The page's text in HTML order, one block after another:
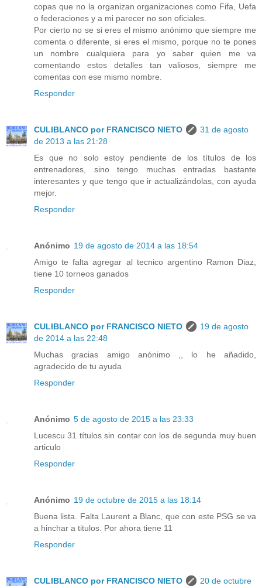
copas que no la organizan organizaciones como Fifa, Uefa
o federaciones y a mi parecer no son oficiales.
Por cierto no se si eres el mismo anónimo que siempre me
comenta o diferente, si eres el mismo, porque no te pones
un nombre cualquiera para yo saber quien me va
comentando estos detalles tan valiosos, siempre me
comentas con ese mismo nombre.
Responder
CULIBLANCO por FRANCISCO NIETO
31 de agosto
de 2013 a las 21:28
Es que no solo estoy pendiente de los títulos de los
entrenadores, sino tengo muchas entradas bastante
interesantes y que tengo que ir actualizándolas, con ayuda
mejor.
Responder
Anónimo 19 de agosto de 2014 a las 18:54
Amigo te falta agregar al tecnico argentino Ramon Diaz,
tiene 10 torneos ganados
Responder
CULIBLANCO por FRANCISCO NIETO
19 de agosto
de 2014 a las 22:48
Muchas gracias amigo anónimo ,, lo he añadido,
agradecido de tu ayuda
Responder
Anónimo 5 de agosto de 2015 a las 23:33
Lucescu 31 títulos sin contar con los de segunda muy buen
articulo
Responder
Anónimo 19 de octubre de 2015 a las 18:14
Buena lista. Falta Laurent a Blanc, que con este PSG se va
a hinchar a titulos. Por ahora tiene 11
Responder
CULIBLANCO por FRANCISCO NIETO
20 de octubre